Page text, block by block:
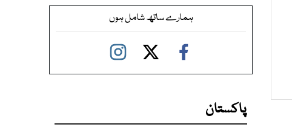
ہمارے ساتھ شامل ہوں
پاکستان